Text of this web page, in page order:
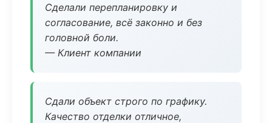
Сделали перепланировку и
согласование, всё законно и без
головной боли.
— Клиент компании
Сдали объект строго по графику.
Качество отделки отличное,